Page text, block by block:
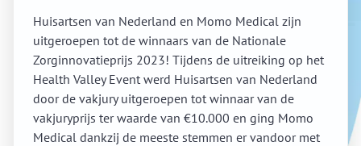
Huisartsen van Nederland en Momo Medical zijn
uitgeroepen tot de winnaars van de Nationale
Zorginnovatieprijs 2023! Tijdens de uitreiking op het
Health Valley Event werd Huisartsen van Nederland
door de vakjury uitgeroepen tot winnaar van de
vakjuryprijs ter waarde van €10.000 en ging Momo
Medical dankzij de meeste stemmen er vandoor met